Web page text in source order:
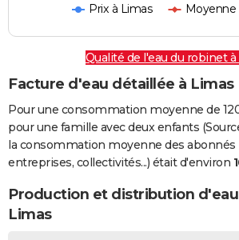
Prix à Limas Moyenne
Qualité de l'eau du robinet
Facture d'eau détaillée à Limas
Pour une consommation moyenne de
pour une famille avec deux enfants
la consommation moyenne des abonnés
entreprises, collectivités...) était d'environ
Production et distribution
Limas